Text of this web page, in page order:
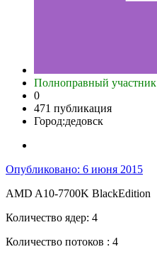
Полноправный участник
0
471 публикация
Город:дедовск
Опубликовано: 6 июня 2015
AMD A10-7700K BlackEdition
Количество ядер: 4
Количество потоков : 4